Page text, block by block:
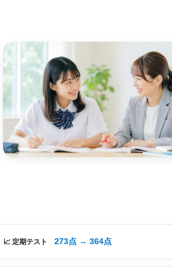
📈 定期テスト 273点 → 364点